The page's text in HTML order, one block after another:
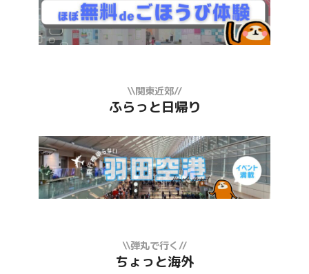
\\関東近郊//
ふらっと日帰り
\\弾丸で行く//
ちょっと海外